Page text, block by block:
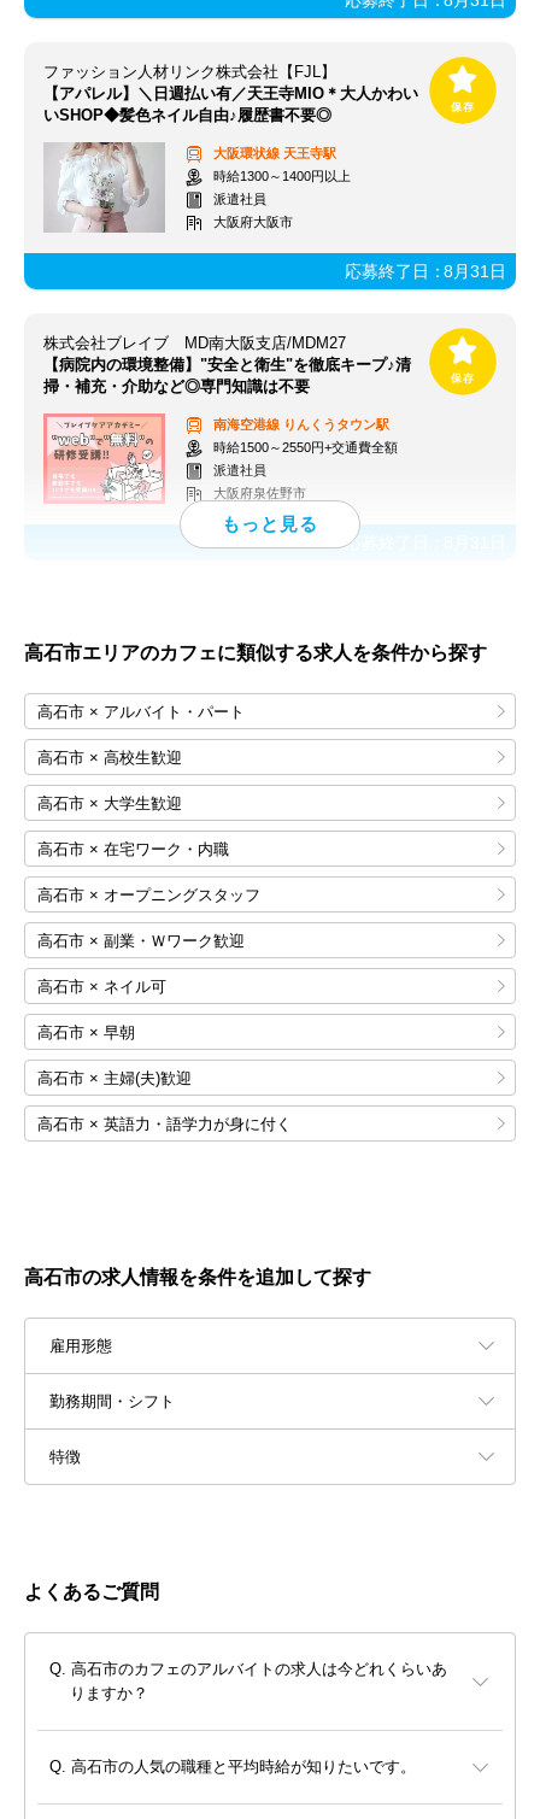
ファッション人材リンク株式会社【FJL】
【アパレル】＼日週払い有／天王寺MIO＊大人かわい
いSHOP◆髪色ネイル自由♪履歴書不要◎
大阪環状線 天王寺駅
時給1300～1400円以上
派遣社員
大阪府大阪市
応募終了日：8月31日
株式会社ブレイブ MD南大阪支店/MDM27
【病院内の環境整備】"安全と衛生"を徹底キープ♪清
掃・補充・介助など◎専門知識は不要
南海空港線 りんくうタウン駅
時給1500～2550円+交通費全額
派遣社員
大阪府泉佐野市
応募終了日：
高石市エリアのカフェに類似する求人を条件から探す
高石市 × アルバイト・パート
高石市 × 高校生歓迎
高石市 × 大学生歓迎
高石市 × 在宅ワーク・内職
高石市 × オープニングスタッフ
高石市 × 副業・Ｗワーク歓迎
高石市 × ネイル可
高石市 × 早朝
高石市 × 主婦(夫)歓迎
高石市 × 英語力・語学力が身に付く
高石市の求人情報を条件を追加して探す
雇用形態
勤務期間・シフト
特徴
よくあるご質問
高石市のカフェのアルバイトの求人は今どれくらいあ
りますか？
高石市の人気の職種と平均時給が知りたいです。